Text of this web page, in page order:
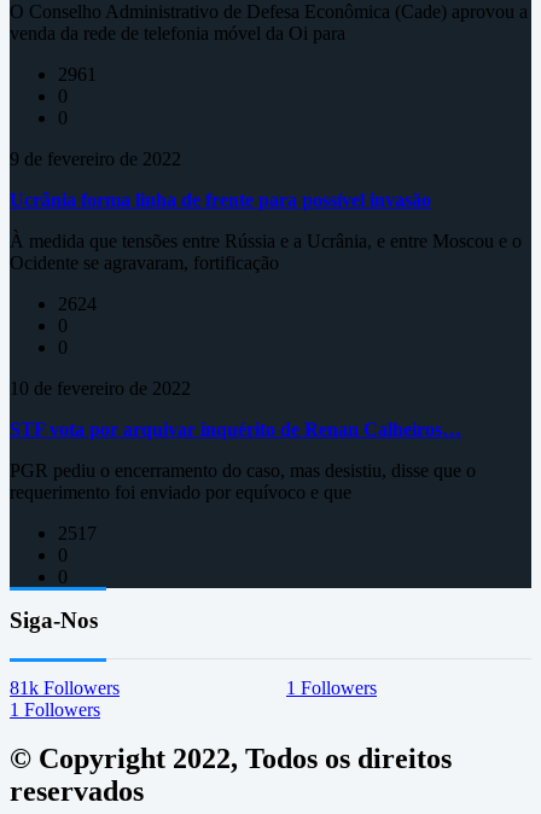
O Conselho Administrativo de Defesa Econômica (Cade) aprovou a
venda da rede de telefonia móvel da Oi para
2961
0
0
9 de fevereiro de 2022
Ucrânia forma linha de frente para possível invasão
À medida que tensões entre Rússia e a Ucrânia, e entre Moscou e o
Ocidente se agravaram, fortificação
2624
0
0
10 de fevereiro de 2022
STF vota por arquivar inquérito de Renan Calheiros…
PGR pediu o encerramento do caso, mas desistiu, disse que o
requerimento foi enviado por equívoco e que
2517
0
0
Siga-Nos
81k Followers 1 Followers
1 Followers
© Copyright 2022, Todos os direitos
reservados